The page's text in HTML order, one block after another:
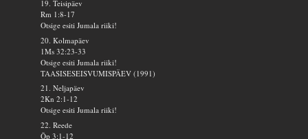
19. Teisipäev
Rm 1:8-17
Otsige esiti Jumala riiki!
20. Kolmapäev
1Ms 32:23-33
Otsige esiti Jumala riiki!
TAASISESEISVUMISPÄEV (1991)
21. Neljapäev
2Kn 2:1-12
Otsige esiti Jumala riiki!
22. Reede
Õp 3:1-12